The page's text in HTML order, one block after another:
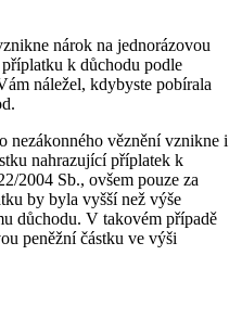
nárok na jednorázovou
k důchodu podle
náležel, kdybyste pobírala
nezákonného věznění vznikne i
nahrazující příplatek k
2004 Sb., ovšem pouze za
by byla vyšší než výše
důchodu. V takovém případě
peněžní částku ve výši